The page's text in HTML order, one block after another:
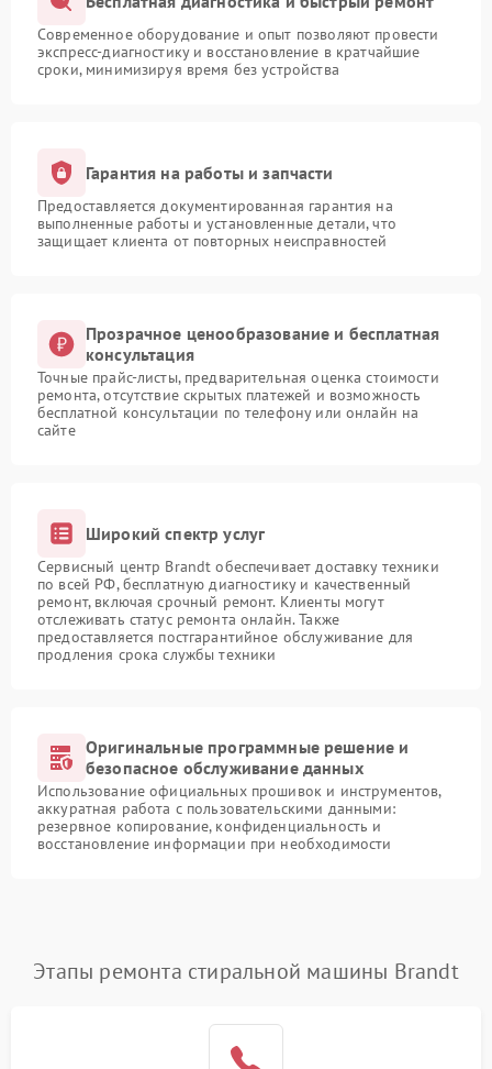
Современное оборудование и опыт позволяют провести
экспресс-диагностику и восстановление в кратчайшие
сроки, минимизируя время без устройства
Гарантия на работы и запчасти
Предоставляется документированная гарантия на
выполненные работы и установленные детали, что
защищает клиента от повторных неисправностей
Прозрачное ценообразование и бесплатная
консультация
Точные прайс-листы, предварительная оценка стоимости
ремонта, отсутствие скрытых платежей и возможность
бесплатной консультации по телефону или онлайн на
сайте
Широкий спектр услуг
Сервисный центр Brandt обеспечивает доставку техники
по всей РФ, бесплатную диагностику и качественный
ремонт, включая срочный ремонт. Клиенты могут
отслеживать статус ремонта онлайн. Также
предоставляется постгарантийное обслуживание для
продления срока службы техники
Оригинальные программные решение и
безопасное обслуживание данных
Использование официальных прошивок и инструментов,
аккуратная работа с пользовательскими данными:
резервное копирование, конфиденциальность и
восстановление информации при необходимости
Этапы ремонта стиральной машины Brandt